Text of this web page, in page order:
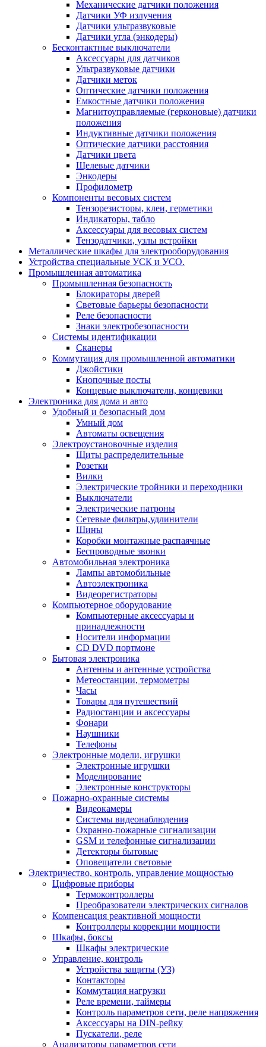
Механические датчики положения
Датчики УФ излучения
Датчики ультразвуковые
Датчики угла (энкодеры)
Бесконтактные выключатели
Аксессуары для датчиков
Ультразвуковые датчики
Датчики меток
Оптические датчики положения
Емкостные датчики положения
Магнитоуправляемые (герконовые) датчики
положения
Индуктивные датчики положения
Оптические датчики расстояния
Датчики цвета
Щелевые датчики
Энкодеры
Профилометр
Компоненты весовых систем
Тензорезисторы, клеи, герметики
Индикаторы, табло
Аксессуары для весовых систем
Тензодатчики, узлы встройки
Металлические шкафы для электрооборудования
Устройства специальные УСК и УСО.
Промышленная автоматика
Промышленная безопасность
Блокираторы дверей
Световые барьеры безопасности
Реле безопасности
Знаки электробезопасности
Системы идентификации
Сканеры
Коммутация для промышленной автоматики
Джойстики
Кнопочные посты
Концевые выключатели, концевики
Электроника для дома и авто
Удобный и безопасный дом
Умный дом
Автоматы освещения
Электроустановочные изделия
Щиты распределительные
Розетки
Вилки
Электрические тройники и переходники
Выключатели
Электрические патроны
Сетевые фильтры,удлинители
Шины
Коробки монтажные распаячные
Беспроводные звонки
Автомобильная электроника
Лампы автомобильные
Автоэлектроника
Видеорегистраторы
Компьютерное оборудование
Компьютерные аксессуары и
принадлежности
Носители информации
CD DVD портмоне
Бытовая электроника
Антенны и антенные устройства
Метеостанции, термометры
Часы
Товары для путешествий
Радиостанции и аксессуары
Фонари
Наушники
Телефоны
Электронные модели, игрушки
Электронные игрушки
Моделирование
Электронные конструкторы
Пожарно-охранные системы
Видеокамеры
Системы видеонаблюдения
Охранно-пожарные сигнализации
GSM и телефонные сигнализации
Детекторы бытовые
Оповещатели световые
Электричество, контроль, управление мощностью
Цифровые приборы
Термоконтроллеры
Преобразователи электрических сигналов
Компенсация реактивной мощности
Контроллеры коррекции мощности
Шкафы, боксы
Шкафы электрические
Управление, контроль
Устройства защиты (УЗ)
Контакторы
Коммутация нагрузки
Реле времени, таймеры
Контроль параметров сети, реле напряжения
Аксессуары на DIN-рейку
Пускатели, реле
Анализаторы параметров сети